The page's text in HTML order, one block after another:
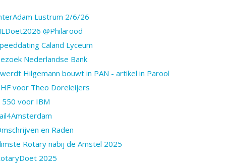
Lustrum 2/6/26
@Philarood
Caland Lyceum
Nederlandse Bank
Hilgemann bouwt in PAN - artikel in Parool
voor Theo Doreleijers
550 voor IBM
en Raden
Rotary nabij de Amstel 2025
2025